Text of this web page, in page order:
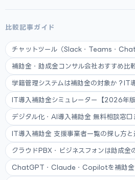
比較記事ガイド
チャットツール（Slack・Teams・
補助金・助成金コンサル会社おすすめ比
学籍管理システムは補助金の対象か？IT
IT導入補助金シミュレーター【2026年版
デジタル化・AI導入補助金 無料相談窓口
IT導入補助金 支援事業者一覧の探し方と
クラウドPBX・ビジネスフォンは助成金
ChatGPT・Claude・Copilotを補助金